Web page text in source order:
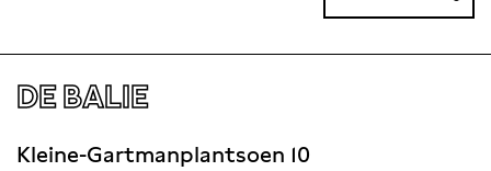
DE BALIE
Kleine-Gartmanplantsoen 10